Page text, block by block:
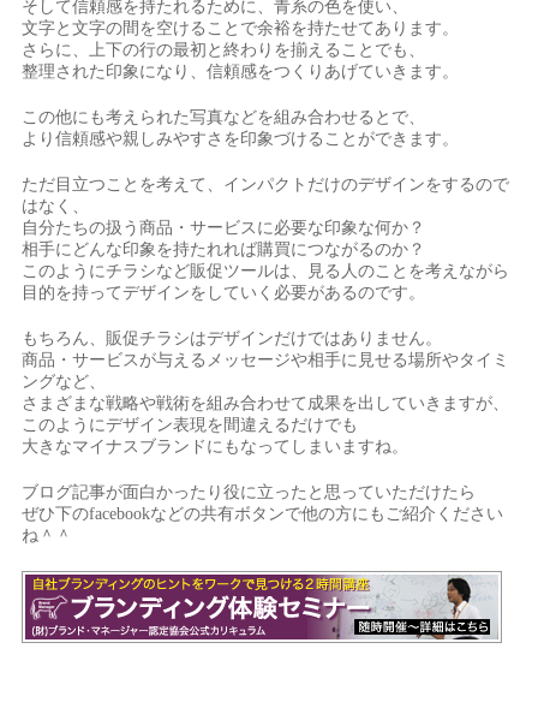
そして信頼感を持たれるために、青系の色を使い、
文字と文字の間を空けることで余裕を持たせてあります。
さらに、上下の行の最初と終わりを揃えることでも、
整理された印象になり、信頼感をつくりあげていきます。
この他にも考えられた写真などを組み合わせるとで、
より信頼感や親しみやすさを印象づけることができます。
ただ目立つことを考えて、インパクトだけのデザインをするので
はなく、
自分たちの扱う商品・サービスに必要な印象な何か？
相手にどんな印象を持たれれば購買につながるのか？
このようにチラシなど販促ツールは、見る人のことを考えながら
目的を持ってデザインをしていく必要があるのです。
もちろん、販促チラシはデザインだけではありません。
商品・サービスが与えるメッセージや相手に見せる場所やタイミ
ングなど、
さまざまな戦略や戦術を組み合わせて成果を出していきますが、
このようにデザイン表現を間違えるだけでも
大きなマイナスブランドにもなってしまいますね。
ブログ記事が面白かったり役に立ったと思っていただけたら
ぜひ下のfacebookなどの共有ボタンで他の方にもご紹介ください
ね＾＾